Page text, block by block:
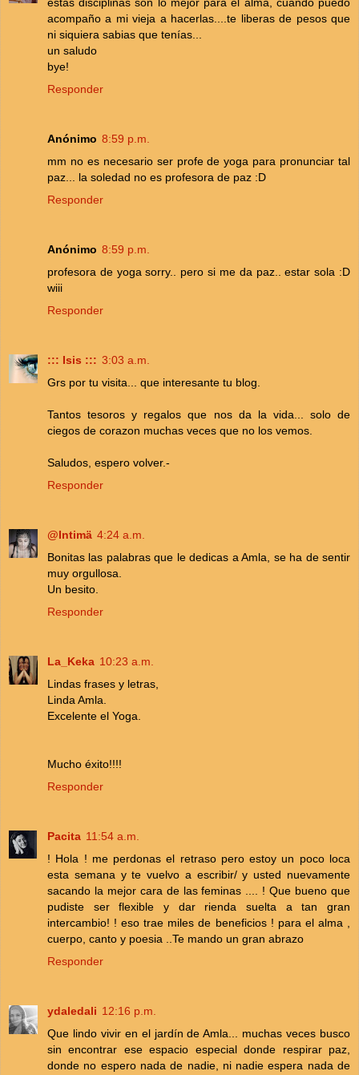
acompaño a mi vieja a hacerlas....te liberas de pesos que
ni siquiera sabias que tenías...
un saludo
bye!
Responder
Anónimo 8:59 p.m.
mm no es necesario ser profe de yoga para pronunciar tal
paz... la soledad no es profesora de paz :D
Responder
Anónimo 8:59 p.m.
profesora de yoga sorry.. pero si me da paz.. estar sola :D
wiii
Responder
::: Isis ::: 3:03 a.m.
Grs por tu visita... que interesante tu blog.
Tantos tesoros y regalos que nos da la vida... solo de
ciegos de corazon muchas veces que no los vemos.
Saludos, espero volver.-
Responder
@Intimä 4:24 a.m.
Bonitas las palabras que le dedicas a Amla, se ha de sentir
muy orgullosa.
Un besito.
Responder
La_Keka 10:23 a.m.
Lindas frases y letras,
Linda Amla.
Excelente el Yoga.
Mucho éxito!!!!
Responder
Pacita 11:54 a.m.
! Hola ! me perdonas el retraso pero estoy un poco loca
esta semana y te vuelvo a escribir/ y usted nuevamente
sacando la mejor cara de las feminas .... ! Que bueno que
pudiste ser flexible y dar rienda suelta a tan gran
intercambio! ! eso trae miles de beneficios ! para el alma ,
cuerpo, canto y poesia ..Te mando un gran abrazo
Responder
ydaledali 12:16 p.m.
Que lindo vivir en el jardín de Amla... muchas veces busco
sin encontrar ese espacio especial donde respirar paz,
donde no espero nada de nadie, ni nadie espera nada de